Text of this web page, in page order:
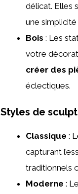
délicat. Elles
une
Bois : Les
votre
créer des
éclectiques.
Styles de
Classique :
capturant
traditionnels
Moderne :